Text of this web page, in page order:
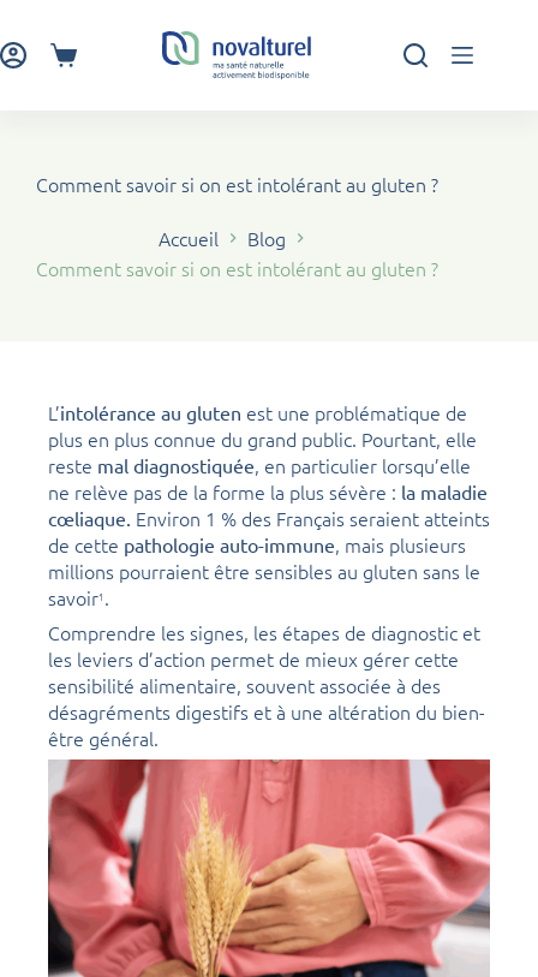
au
contenuPanier
Comment savoir si on est intolérant au gluten ?
Accueil
Blog
Comment savoir si on est intolérant au gluten ?
L’intolérance au gluten est une problématique de
plus en plus connue du grand public. Pourtant, elle
reste mal diagnostiquée, en particulier lorsqu’elle
ne relève pas de la forme la plus sévère : la maladie
cœliaque. Environ 1 % des Français seraient atteints
de cette pathologie auto-immune, mais plusieurs
millions pourraient être sensibles au gluten sans le
savoir1 .
Comprendre les signes, les étapes de diagnostic et
les leviers d’action permet de mieux gérer cette
sensibilité alimentaire, souvent associée à des
désagréments digestifs et à une altération du bien-
être général.